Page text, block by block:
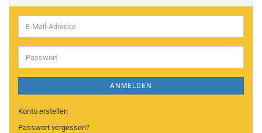
E-
Mail-
Adresse
Passwort
ANMELDEN
Konto erstellen
Passwort vergessen?